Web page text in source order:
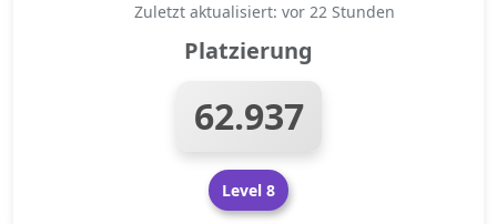
Zuletzt aktualisiert: vor 22 Stunden
Platzierung
62.937
Level 8